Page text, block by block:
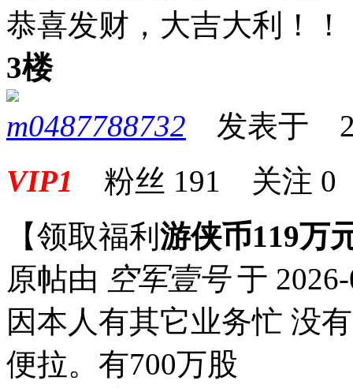
恭喜发财，大吉大利！！
3楼
m0487788732 发表于
VIP1 粉丝 191 关注 0
【领取福利 游侠币119万
原帖由 空军壹号于
因本人有其它业务忙 没
便拉。有700万股